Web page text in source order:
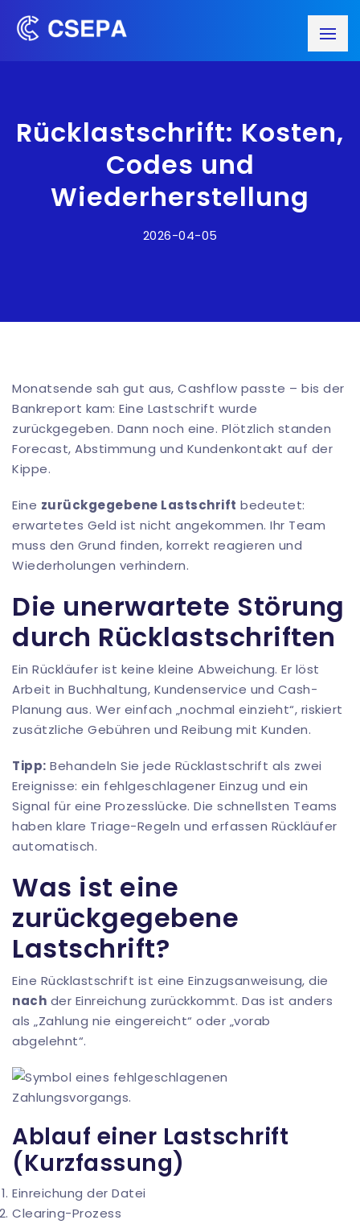
Rücklastschrift: Kosten,
Codes und
Wiederherstellung
2026-04-05
Monatsende sah gut aus, Cashflow passte – bis der
Bankreport kam: Eine Lastschrift wurde
zurückgegeben. Dann noch eine. Plötzlich standen
Forecast, Abstimmung und Kundenkontakt auf der
Kippe.
Eine zurückgegebene Lastschrift bedeutet:
erwartetes Geld ist nicht angekommen. Ihr Team
muss den Grund finden, korrekt reagieren und
Wiederholungen verhindern.
Die unerwartete Störung
durch Rücklastschriften
Ein Rückläufer ist keine kleine Abweichung. Er löst
Arbeit in Buchhaltung, Kundenservice und Cash-
Planung aus. Wer einfach „nochmal einzieht“, riskiert
zusätzliche Gebühren und Reibung mit Kunden.
Tipp: Behandeln Sie jede Rücklastschrift als zwei
Ereignisse: ein fehlgeschlagener Einzug und ein
Signal für eine Prozesslücke. Die schnellsten Teams
haben klare Triage-Regeln und erfassen Rückläufer
automatisch.
Was ist eine
zurückgegebene
Lastschrift?
Eine Rücklastschrift ist eine Einzugsanweisung, die
nach der Einreichung zurückkommt. Das ist anders
als „Zahlung nie eingereicht“ oder „vorab
abgelehnt“.
Ablauf einer Lastschrift
(Kurzfassung)
Einreichung der Datei
Clearing-Prozess